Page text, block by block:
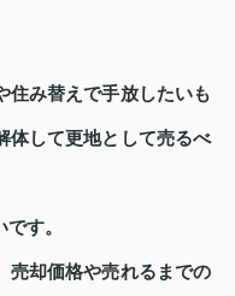
住み替えで手放したいも
体して更地として売るべ
す。
売却価格や売れるまでの